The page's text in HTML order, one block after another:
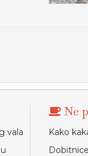
vala
Ne
Kako